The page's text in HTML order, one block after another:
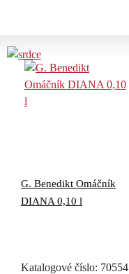
G. Benedikt Omáčník
DIANA 0,10 l
Katalogové číslo: 70554